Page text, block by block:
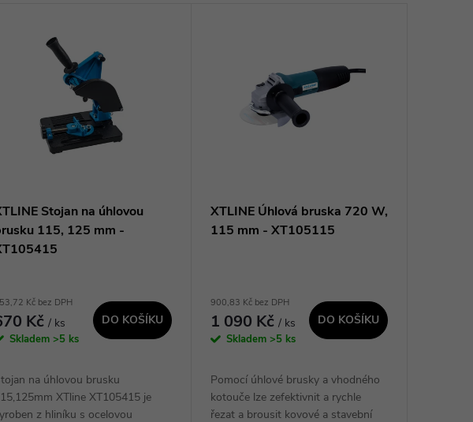
Stojan na úhlovou
115, 125 mm -
Kč bez DPH
Kč/ ks
Skladem>5 ks
DO KOŠÍKU
na úhlovou brusku
XTline XT105415 je
z hliníku s ocelovou
XTLINE Úhlová bruska 720 W,
115 mm - XT105115
900,83 Kč bez DPH
1 090 Kč / ks
Skladem >5 ks
DO KOŠÍKU
Pomocí úhlové brusky a vhodného
kotouče lze zefektivnit a rychle
řezat a brousit kovové a stavební